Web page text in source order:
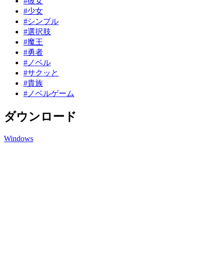
#少女
#シンプル
#選択肢
#魔王
#勇者
#ノベル
#サクッと
#貴族
#ノベルゲーム
ダウンロード
Windows